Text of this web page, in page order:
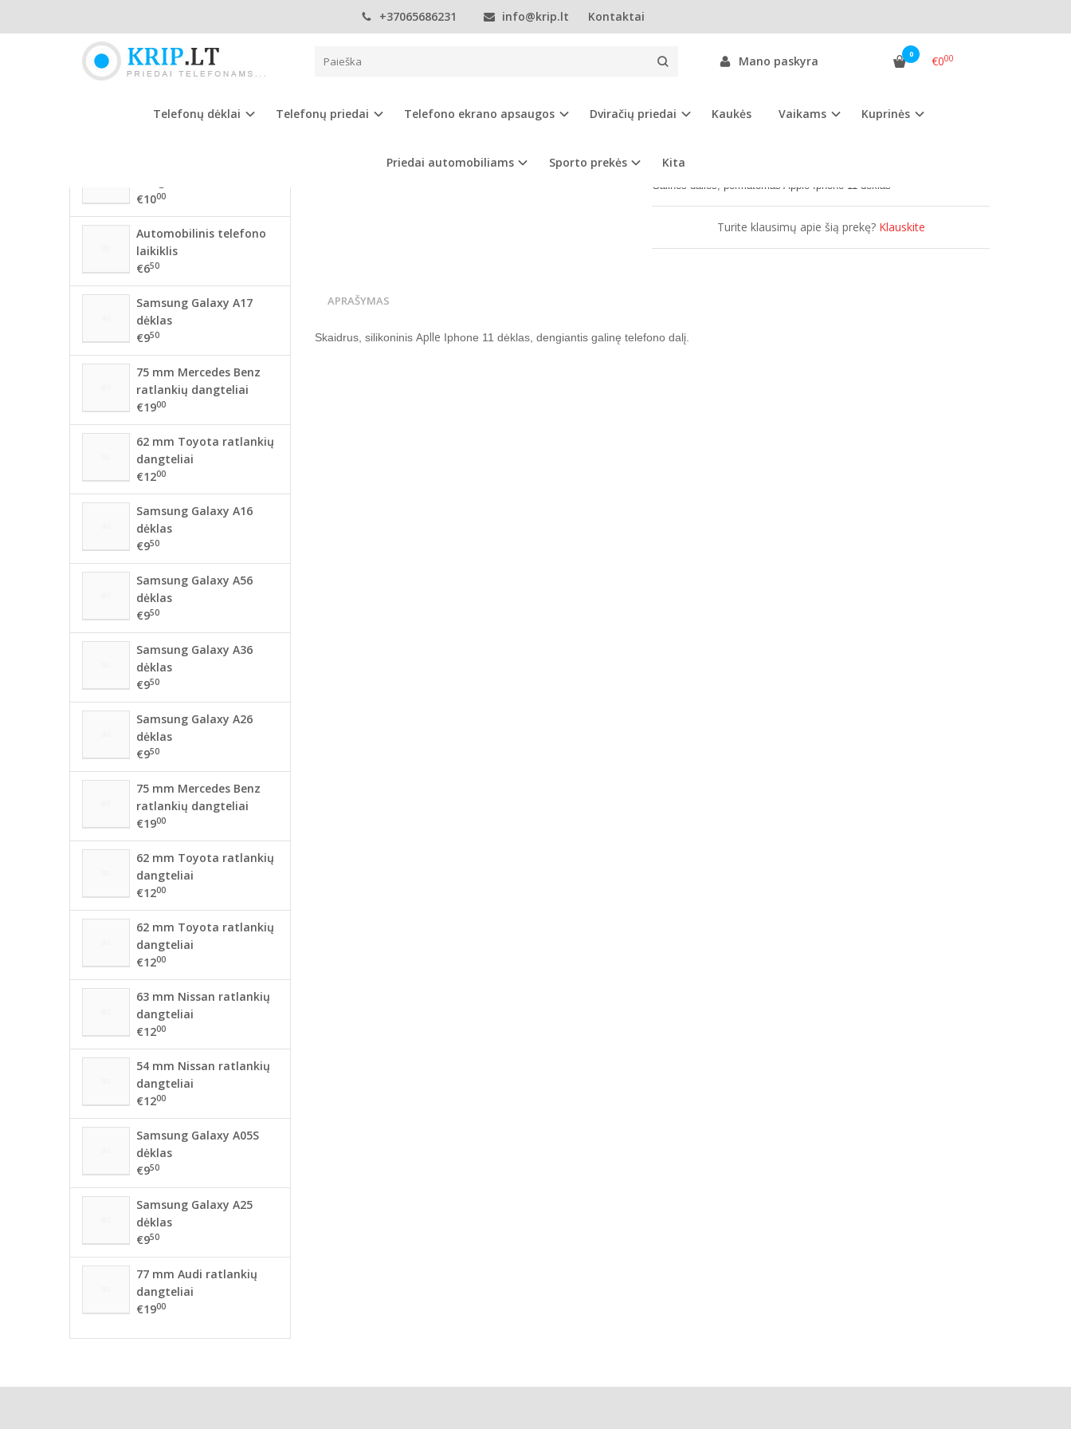
+37065686231 info@krip.lt Kontaktai
Mano paskyra 0 €000
Telefonų dėklai Telefonų priedai Telefono ekrano apsaugos Dviračių priedai Kaukės Vaikams Kuprinės
Priedai automobiliams Sporto prekės Kita
Pagrindinis Telefonų dėklai Apple iPhone 11 Apple Iphone 11 dėklas
APPLE IPHONE 11 DĖKLAS
Prekės kodas: AI11D.ssg
Galinės dalies, permatomasApple Iphone 11 dėklas
Turite klausimų apie šią prekę? Klauskite
APRAŠYMAS
Skaidrus, silikoninis Aplle Iphone 11 dėklas, dengiantis galinę telefono dalį.
NAUJAUSIOS PREKĖS
dangteliai
€1000
Automobilinis telefono
laikiklis
€650
Samsung Galaxy A17
dėklas
€950
75 mm Mercedes Benz
ratlankių dangteliai
€1900
62 mm Toyota ratlankių
dangteliai
€1200
Samsung Galaxy A16
dėklas
€950
Samsung Galaxy A56
dėklas
€950
Samsung Galaxy A36
dėklas
€950
Samsung Galaxy A26
dėklas
€950
75 mm Mercedes Benz
ratlankių dangteliai
€1900
62 mm Toyota ratlankių
dangteliai
€1200
62 mm Toyota ratlankių
dangteliai
€1200
63 mm Nissan ratlankių
dangteliai
€1200
54 mm Nissan ratlankių
dangteliai
€1200
Samsung Galaxy A05S
dėklas
€950
Samsung Galaxy A25
dėklas
€950
77 mm Audi ratlankių
dangteliai
€1900